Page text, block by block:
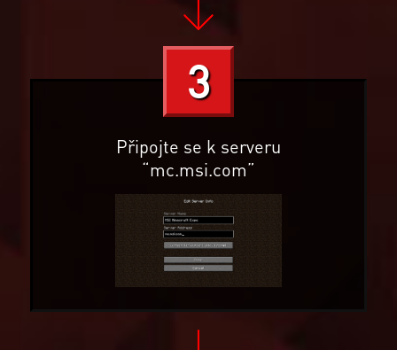
3
Připojte se k serveru
“mc.msi.com”